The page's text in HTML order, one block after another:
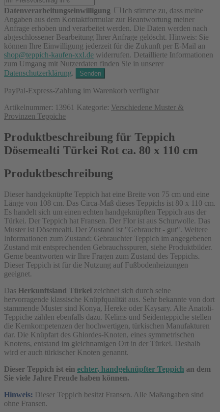
Datenverarbeitungseinwilligung
Ich stimme zu, dass meine
Angaben aus dem Kontaktformular zur Beantwortung meiner
Anfrage erhoben und verarbeitet werden. Die Daten werden nach
abgeschlossener Bearbeitung Ihrer Anfrage gelöscht. Hinweis: Sie
können Ihre Einwilligung jederzeit für die Zukunft per E-Mail an
shop@teppich-kaufen-xxl.de widerrufen. Detaillierte Informationen
zum Umgang mit Nutzerdaten finden Sie in unserer
Datenschutzerklärung.
PayPal-Express-Zahlung im Warenkorb verfügbar
Artikelnummer: 13961 Kategorie: Verschiedene Muster &
Provinzen Teppiche
Produktbeschreibung für Teppich
Dösemealti Türkei Rot ca. 80 x 110 cm
Produktbeschreibung
Dieser handgeknüpfte Teppich hat eine Breite von 75 cm und eine
Länge von 108 cm. Das Circa-Maß dieses Teppichs ist 80 x 110 cm.
Es handelt sich um einen echten handgeknüpften Teppich aus der
Türkei. Der Teppich hat Fransen. Der Flor ist aus Schurwolle. Das
Muster ist Dösemealti. Der Zustand ist "Gebraucht - gut". Weitere
Informationen zum Zustand: Gebrauchter Teppich im angegebenen
Zustand mit entsprechenden Gebrauchsspuren, siehe Produktbilder.
Gerne beantworten wir Ihre Fragen zum Zustand des Teppichs.
Dieser Teppich ist für die Nutzung auf Fußbodenheizungen
geeignet.
Das Herkunftsland Türkei zeichnet sich durch seine
hervorragende klassische Knüpfqualität aus. Sehr bekannte von dort
stammende Muster sind Konya, Hereke oder Kaysary. Alte Anatoli-
Teppiche zählen ebenfalls dazu. Kelims und Seidenteppiche stellen
die Kernkompetenzen der hochwertigen, türkischen Manufakturen
dar. Die Knüpfart des Ghiordes-Knoten, eines symmetrischen
Knotens, entstand im gleichnamigen Ort in der Türkei. Deshalb
wird er auch türkischer Knoten genannt.
Dieser Teppich ist ein echter, handgeknüpfter Teppich an dem
Sie viele Jahre Freude haben können.
Hinweis: Dieser Teppich besitzt Fransen. Alle Maßangaben sind
ohne Fransen.